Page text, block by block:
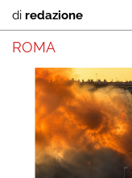
di redazione
ROMA